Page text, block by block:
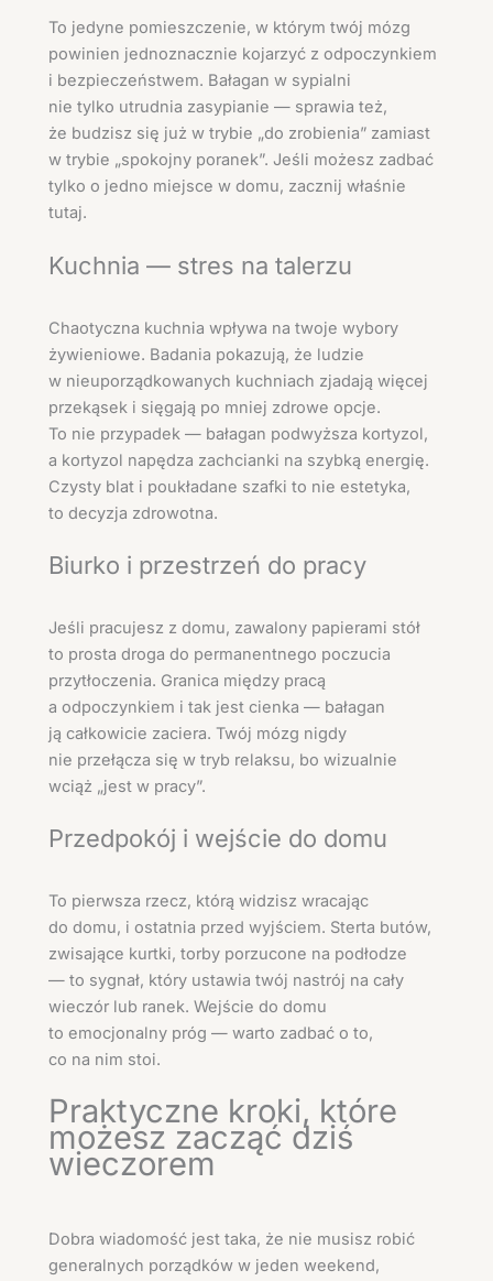
To jedyne pomieszczenie, w którym twój mózg
powinien jednoznacznie kojarzyć z odpoczynkiem
i bezpieczeństwem. Bałagan w sypialni
nie tylko utrudnia zasypianie — sprawia też,
że budzisz się już w trybie „do zrobienia” zamiast
w trybie „spokojny poranek”. Jeśli możesz zadbać
tylko o jedno miejsce w domu, zacznij właśnie
tutaj.
Kuchnia — stres na talerzu
Chaotyczna kuchnia wpływa na twoje wybory
żywieniowe. Badania pokazują, że ludzie
w nieuporządkowanych kuchniach zjadają więcej
przekąsek i sięgają po mniej zdrowe opcje.
To nie przypadek — bałagan podwyższa kortyzol,
a kortyzol napędza zachcianki na szybką energię.
Czysty blat i poukładane szafki to nie estetyka,
to decyzja zdrowotna.
Biurko i przestrzeń do pracy
Jeśli pracujesz z domu, zawalony papierami stół
to prosta droga do permanentnego poczucia
przytłoczenia. Granica między pracą
a odpoczynkiem i tak jest cienka — bałagan
ją całkowicie zaciera. Twój mózg nigdy
nie przełącza się w tryb relaksu, bo wizualnie
wciąż „jest w pracy”.
Przedpokój i wejście do domu
To pierwsza rzecz, którą widzisz wracając
do domu, i ostatnia przed wyjściem. Sterta butów,
zwisające kurtki, torby porzucone na podłodze
— to sygnał, który ustawia twój nastrój na cały
wieczór lub ranek. Wejście do domu
to emocjonalny próg — warto zadbać o to,
co na nim stoi.
Praktyczne kroki, które
możesz zacząć dziś
wieczorem
Dobra wiadomość jest taka, że nie musisz robić
generalnych porządków w jeden weekend,